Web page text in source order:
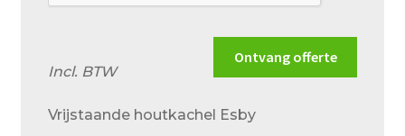
Ontvang offerte
Incl. BTW
Vrijstaande houtkachel Esby